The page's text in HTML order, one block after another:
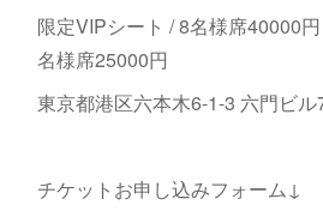
限定VIPシート / 8名様席40000
名様席25000円
東京都港区六本木6-1-3 六門ビル
チケットお申し込みフォーム↓